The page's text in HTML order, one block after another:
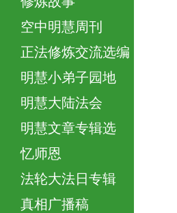
空中明慧周刊
正法修炼交流选编
明慧小弟子园地
明慧大陆法会
明慧文章专辑选
忆师恩
法轮大法日专辑
真相广播稿